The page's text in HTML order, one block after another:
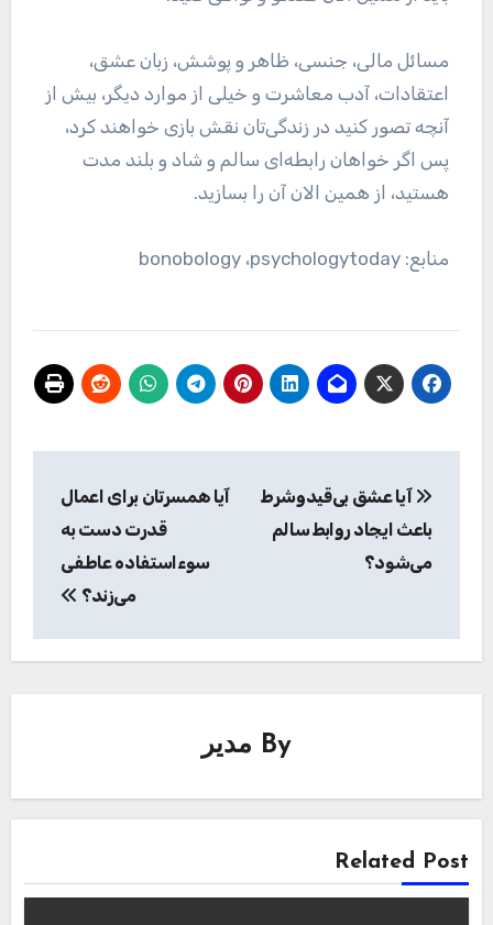
مسائل مالی، جنسی، ظاهر و پوشش، زبان عشق،
اعتقادات، آدب معاشرت و خیلی از موارد دیگر، بیش از
آنچه تصور کنید در زندگی‌تان نقش بازی خواهند کرد،
پس اگر خواهان رابطه‌ای سالم و شاد و بلند مدت
هستید، از همین الان آن را بسازید.
منابع: bonobology ،psychologytoday
نوشته
آیا عشق بی‌قیدوشرط
باعث ایجاد روابط سالم
می‌شود؟
آیا همسرتان برای اعمال
قدرت دست به
سوء‌استفاده عاطفی
می‌زند؟
By مدیر
Related Post